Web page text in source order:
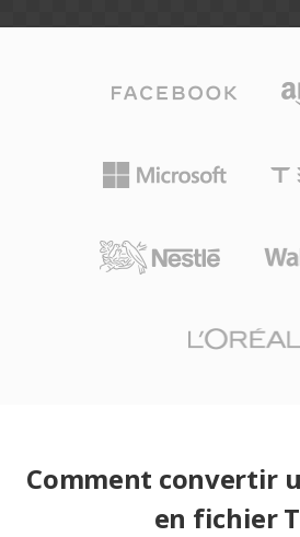
Comment convertir
en fichier